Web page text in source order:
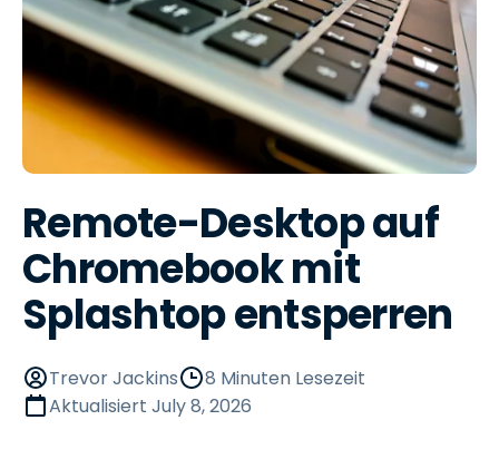
Remote-Desktop auf
Chromebook mit
Splashtop entsperren
Trevor Jackins
8 Minuten Lesezeit
Aktualisiert July 8, 2026